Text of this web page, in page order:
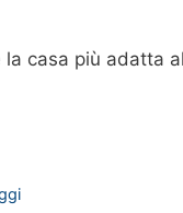
casa più adatta